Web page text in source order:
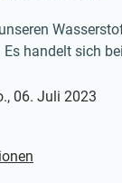
handelt sich
06. Juli 2023